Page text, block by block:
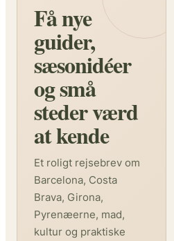
Få nye
guider,
sæsonidéer
og små
steder værd
at kende
Et roligt rejsebrev om
Barcelona, Costa
Brava, Girona,
Pyrenæerne, mad,
kultur og praktiske